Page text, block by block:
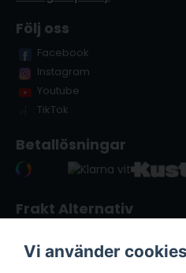
Följ oss
Facebook
Instagram
Youtube
TikTok
Betallösningar
Frakt Alternativ
Vi använder cookies